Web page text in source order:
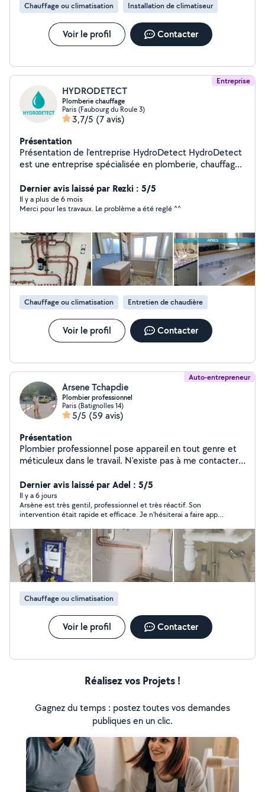
Chauffage ou climatisation Installation de climatiseur
Voir le profil Contacter
Entreprise
HYDRODETECT
Plomberie chauffage
Paris (Faubourg du Roule 3)
3,7/5 (7 avis)
Présentation
Présentation de l'entreprise HydroDetect HydroDetect
est une entreprise spécialisée en plomberie, chauffage
technique et sa réactivité sur tous types d'interventions.
Nous accompagnons particuliers, professionnels et
collectivités dans l'entretien, la réparation et
sur la précision et la qualité du service. Grâce à des
équipements de pointe et un savoir-faire éprouvé,
HydroDetect propose des diagnostics fiables et des
solutions durables pour tous les problèmes liés à la
plomberie et au chauffage. Notre équipe intervient
rapidement pour limiter les dégâts, sécuriser vos
installations et garantir votre confort.
Dernier avis laissé par Rezki : 5/5
Il y a plus de 6 mois
Merci pour les travaux. Le problème a été reglé ^^
Chauffage ou climatisation Entretien de chaudière
Voir le profil Contacter
Auto-entrepreneur
Arsene Tchapdie
Plombier professionnel
Paris (Batignolles 14)
5/5 (59 avis)
Présentation
Plombier professionnel pose appareil en tout genre et
méticuleux dans le travail. N'existe pas à me contacter
observation VOUS POUVEZ M'APPELER OU M'ÉCRIRE
SUR MON NUMÉRO DIRECTEMENT POUR M'AVOIR
PLUS RAPIDEMENT w0753800219w si je réponds pas à
vos demandes privés puisque je peux pas répondre au
demande qui ne sont pas dans mon périmètre de chant
d'action vous trouverez mon numéro sur mon profil
merci bien
Dernier avis laissé par Adel : 5/5
Il y a 6 jours
Arsène est très gentil, professionnel et très réactif. Son
intervention était rapide et efficace. Je n'hésiterai a faire appel
Chauffage ou climatisation
Voir le profil Contacter
Réalisez vos Projets !
Gagnez du temps : postez toutes vos demandes
publiques en un clic.